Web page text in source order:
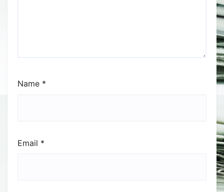
Name *
Email *